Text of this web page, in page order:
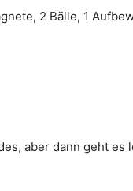
2 Bälle, 1
aber dann geht